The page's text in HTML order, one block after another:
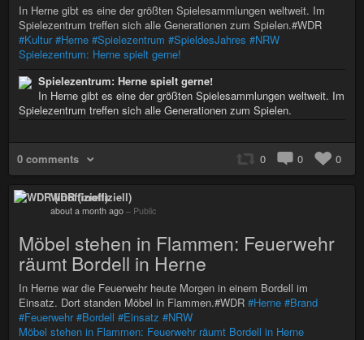
In Herne gibt es eine der größten Spielesammlungen weltweit. Im
Spielezentrum treffen sich alle Generationen zum Spielen.#WDR
#Kultur #Herne #Spielezentrum #SpieldesJahres #NRW
Spielezentrum: Herne spielt gerne!
Spielezentrum: Herne spielt gerne!
In Herne gibt es eine der größten Spielesammlungen weltweit. Im
Spielezentrum treffen sich alle Generationen zum Spielen.
0 comments 0 0 0
WDR (inoffiziell)
about a month ago – Public
Möbel stehen in Flammen: Feuerwehr
räumt Bordell in Herne
In Herne war die Feuerwehr heute Morgen in einem Bordell im
Einsatz. Dort standen Möbel in Flammen.#WDR #Herne #Brand
#Feuerwehr #Bordell #Einsatz #NRW
Möbel stehen in Flammen: Feuerwehr räumt Bordell in Herne